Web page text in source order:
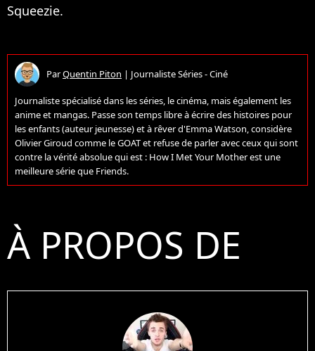
Squeezie.
ParQuentin Piton | Journaliste Séries - Ciné
Journaliste spécialisé dans les séries, le cinéma, mais également les
anime et mangas. Passe son temps libre à écrire des histoires pour
les enfants (auteur jeunesse) et à rêver d'Emma Watson, considère
Olivier Giroud comme le GOAT et refuse de parler avec ceux qui sont
contre la vérité absolue qui est : How I Met Your Mother est une
meilleure série que Friends.
À PROPOS DE